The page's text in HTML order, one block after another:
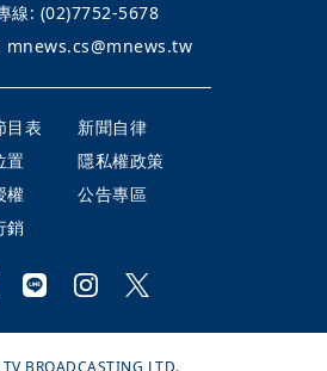
線: (02)7752-5678
mnews.cs@mnews.tw
目表
新聞自律
置
隱私權政策
權
公告專區
銷